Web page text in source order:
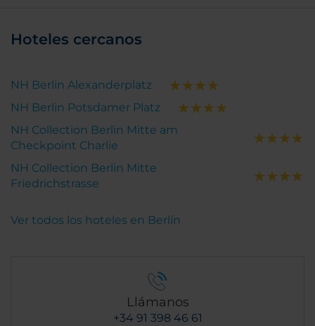
Hoteles cercanos
NH Berlin Alexanderplatz
NH Berlin Potsdamer Platz
NH Collection Berlin Mitte am
Checkpoint Charlie
NH Collection Berlin Mitte
Friedrichstrasse
Ver todos los hoteles en Berlín
Llámanos
+34 91 398 46 61